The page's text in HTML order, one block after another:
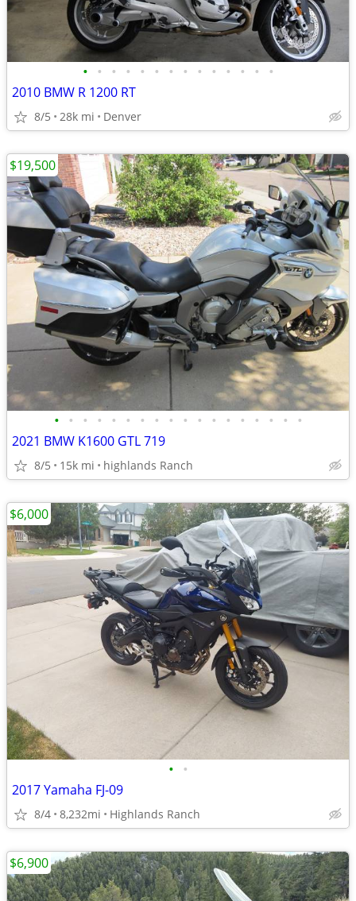
• • • • • • • • • • • • • •
2010 BMW R 1200 RT
8/5 28k mi Denver
• • • • • • • • • • • • • • • • • •
2021 BMW K1600 GTL 719
8/5 15k mi highlands Ranch
$19,500
• •
2017 Yamaha FJ-09
8/4 8,232mi Highlands Ranch
$6,000
$6,900